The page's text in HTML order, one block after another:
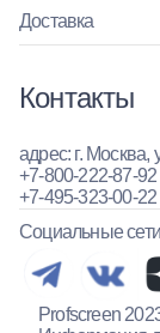
Доставка
Контакты
адрес: г. Москва,
+7-800-222-87-92
+7-495-323-00-22
Социальные
Profscreen